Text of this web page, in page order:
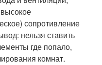
сопротивление
нельзя ставить
где попало,
комнат.